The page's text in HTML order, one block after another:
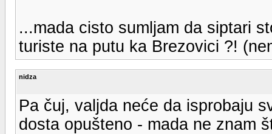
...mada cisto sumljam da siptari
turiste na putu ka Brezovici ?!
nidza
Pa čuj, valjda neće da isprobaju
dosta opušteno - mada ne znam